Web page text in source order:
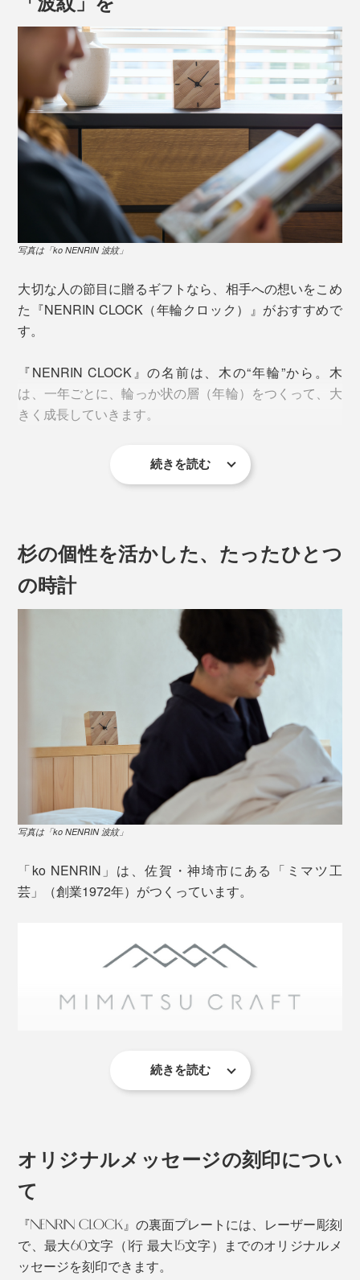
写真は「ko NENRIN 波紋」
大切な人の節目に贈るギフトなら、相手への想いをこめ
た『NENRIN CLOCK（年輪クロック）』がおすすめで
す。
『NENRIN CLOCK』の名前は、木の“年輪”から。木
は、一年ごとに、輪っか状の層（年輪）をつくって、大
きく成長していきます。
た、私たちの人生のよう。
あなたの大切な人が歩んできた“これまで”を讃えて、“こ
は、きっとふさわしいでしょう。
デスクやベッドサイドに置きやすいサイズの置き時計、
「ko NENRIN」が、新たに登場です。
じみのミマツ工芸が、地元・佐賀で採れた樹齢30～50
杉の木は、年輪の真ん中周辺（芯材）は赤く、周り（辺
材）は白い特徴があります。
続きを読む
杉の個性を活かした、たったひとつ
の時計
写真は「ko NENRIN 波紋」
「ko NENRIN」は、佐賀・神埼市にある「ミマツ工
芸」（創業1972年）がつくっています。
ミマツ工芸の2代目社長、實松英樹（さねまつ・ひで
思いを抱えていました。
続きを読む
オリジナルメッセージの刻印につい
て
『NENRIN CLOCK』の裏面プレートには、レーザー彫刻
で、最大60文字（1行 最大15文字）までのオリジナルメ
ッセージを刻印できます。